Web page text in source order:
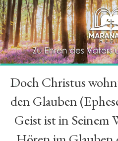
“
Doch Christus
den Glauben
Geist ist in Seinem